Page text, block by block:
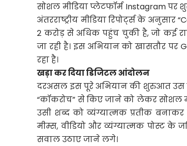
सोशल मीडिया प्लेटफॉर्म Instagram
अंतरराष्ट्रीय मीडिया रिपोर्ट्स के
2 करोड़ से अधिक पहुंच चुकी है, जो कई
जा रही है। इस अभियान को खासतौर
रहा है।
खड़ा कर दिया डिजिटल आंदोलन
दरअसल इस पूरे अभियान की शुरुआत उस
“कॉकरोच” से किए जाने को लेकर सोशल
उसी शब्द को व्यंग्यात्मक प्रतीक
मीम्स, वीडियो और व्यंग्यात्मक पोस्ट के
सवाल उठाए जाने लगे।